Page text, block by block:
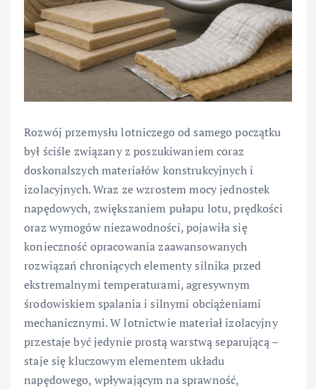
Rozwój przemysłu lotniczego od samego początku
był ściśle związany z poszukiwaniem coraz
doskonalszych materiałów konstrukcyjnych i
izolacyjnych. Wraz ze wzrostem mocy jednostek
napędowych, zwiększaniem pułapu lotu, prędkości
oraz wymogów niezawodności, pojawiła się
konieczność opracowania zaawansowanych
rozwiązań chroniących elementy silnika przed
ekstremalnymi temperaturami, agresywnym
środowiskiem spalania i silnymi obciążeniami
mechanicznymi. W lotnictwie materiał izolacyjny
przestaje być jedynie prostą warstwą separującą –
staje się kluczowym elementem układu
napędowego, wpływającym na sprawność,